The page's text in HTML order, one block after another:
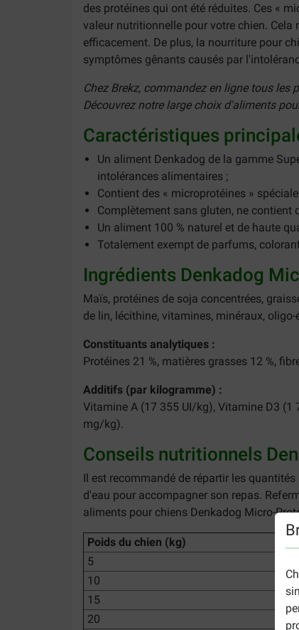
des protéines qui ont été réduites. Ces «
valeur nutritionnelle pour votre chien.
efficacement. De plus, la nourriture pour
symptômes gênants causés par
Chez Brekz, commandez en ligne tous
Découvrez notre large choix d'aliments
Caractéristiques
Un aliment Denkadog de la gamme
intolérances alimentaires ;
Contient des « microprotéines »
Complètement sans gluten, ne contient
Un aliment 100 % naturel et de haute
Totalement exempt de parfums,
Ingrédients Denkadog
Maïs, protéines de soja concentrées,
de lin, lécithine, vitamines, minéraux, oligo-
Constituants analytiques :
Protéines 21 %, matières grasses 12 %,
Additifs (par kilogramme) :
Vitamine A (17 355 UI/kg), Vitamine D3
mg/kg).
Conseils nutritionnels
Il est recommandé de répartir les
d'eau pour accompagner son repas.
aliments pour chiens Denkadog Micro-
Poids du chien (kg)
5
10
15
20